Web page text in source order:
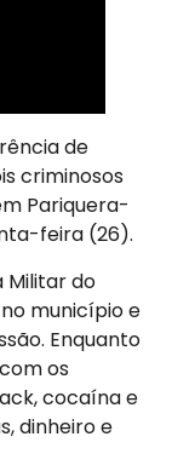
de
criminosos
Pariquera-
feira (26).
Militar do
município e
Enquanto
os
cocaína e
dinheiro e